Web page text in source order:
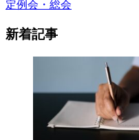
定例会・総会
新着記事